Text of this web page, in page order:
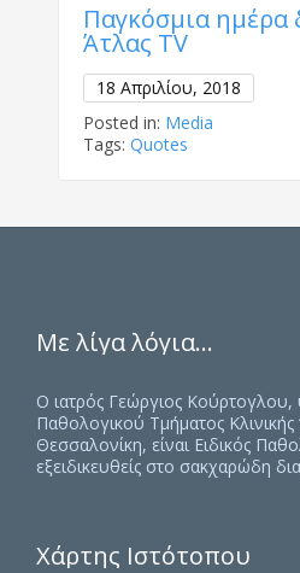
Παγκόσμια ημέρα
Άτλας ΤV
18 Απριλίου, 2018
Posted in: Media
Tags:Quotes
Με λίγα λόγια…
Ο ιατρός Γεώργιος
Παθολογικού Τμήματος Κλινικής
Θεσσαλονίκη, είναι Ειδικός
εξειδικευθείς στο σακχαρώδη
Χάρτης Ιστότοπου